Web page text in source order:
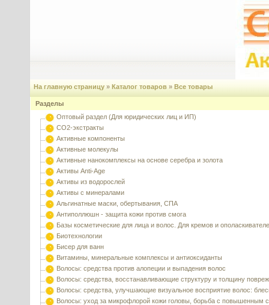
На главную страницу » Каталог товаров » Все товары
Разделы
Оптовый раздел (Для юридических лиц и ИП)
CO2-экстракты
Активные компоненты
Активные молекулы
Активные нанокомплексы на основе серебра и золота
Активы Anti-Age
Активы из водорослей
Активы с минералами
Альгинатные маски, обертывания, СПА
Антиполлюшн - защита кожи против смога
Базы косметические для лица и волос. Для кремов и
Биотехнологии
Бисер для ванн
Витамины, минеральные комплексы и антиоксиданты
Волосы: средства против алопеции и выпадения волос
Волосы: средства, восстанавливающие структуру и толщину
Волосы: средства, улучшающие визуальное восприятие волос:
Волосы: уход за микрофлорой кожи головы, борьба с повышенным